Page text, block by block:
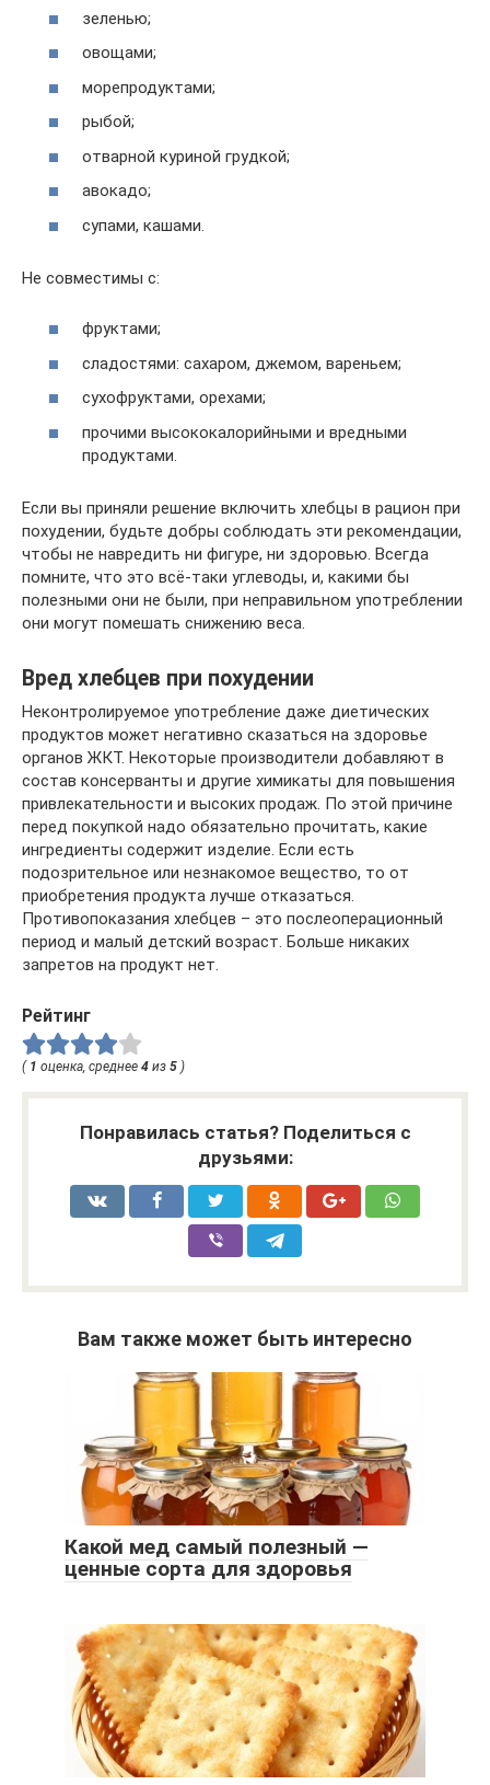
зеленью;
овощами;
морепродуктами;
рыбой;
отварной куриной грудкой;
авокадо;
супами, кашами.
Не совместимы с:
фруктами;
сладостями: сахаром, джемом, вареньем;
сухофруктами, орехами;
прочими высококалорийными и вредными
продуктами.
Если вы приняли решение включить хлебцы в рацион при
похудении, будьте добры соблюдать эти рекомендации,
чтобы не навредить ни фигуре, ни здоровью. Всегда
помните, что это всё-таки углеводы, и, какими бы
полезными они не были, при неправильном употреблении
они могут помешать снижению веса.
Вред хлебцев при похудении
Неконтролируемое употребление даже диетических
продуктов может негативно сказаться на здоровье
органов ЖКТ. Некоторые производители добавляют в
состав консерванты и другие химикаты для повышения
привлекательности и высоких продаж. По этой причине
перед покупкой надо обязательно прочитать, какие
ингредиенты содержит изделие. Если есть
подозрительное или незнакомое вещество, то от
приобретения продукта лучше отказаться.
Противопоказания хлебцев – это послеоперационный
период и малый детский возраст. Больше никаких
запретов на продукт нет.
Рейтинг
( 1 оценка, среднее 4 из 5 )
Понравилась статья? Поделиться с
друзьями:
Вам также может быть интересно
Какой мед самый полезный —
ценные сорта для здоровья